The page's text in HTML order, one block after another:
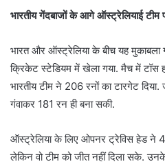
भारतीय गेंदबाजों के आगे ऑस्ट्रेलियाई टीम
भारत और ऑस्ट्रेलिया के बीच यह
क्रिकेट स्टेडियम में खेला गया. मैच में टॉस
भारतीय टीम ने 206 रनों का टारगेट
गंवाकर 181 रन ही बना सकी.
ऑस्ट्रेलिया के लिए ओपनर ट्रेविस हेड ने
लेकिन वो टीम को जीत नहीं दिला सके.